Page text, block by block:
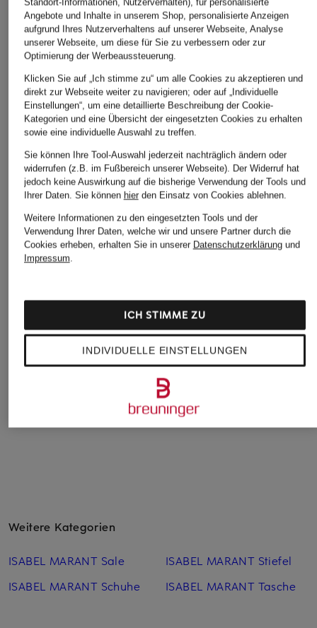
Weitere Kategorien
ISABEL MARANT Sale
ISABEL MARANT Schuhe
ISABEL MARANT Stiefel
ISABEL MARANT Tasche
Angebote und Inhalte in unserem Shop, personalisierte Anzeigen
aufgrund Ihres Nutzerverhaltens auf unserer Webseite, Analyse
unserer Webseite, um diese für Sie zu verbessern oder zur
Optimierung der Werbeaussteuerung.
Klicken Sie auf „Ich stimme zu“ um alle Cookies zu akzeptieren und
direkt zur Webseite weiter zu navigieren; oder auf „Individuelle
Einstellungen“, um eine detaillierte Beschreibung der Cookie-
Kategorien und eine Übersicht der eingesetzten Cookies zu erhalten
sowie eine individuelle Auswahl zu treffen.
Sie können Ihre Tool-Auswahl jederzeit nachträglich ändern oder
widerrufen (z.B. im Fußbereich unserer Webseite). Der Widerruf hat
jedoch keine Auswirkung auf die bisherige Verwendung der Tools und
Ihrer Daten. Sie können hierden Einsatz von Cookies ablehnen.
Weitere Informationen zu den eingesetzten Tools und der
Verwendung Ihrer Daten, welche wir und unsere Partner durch die
Cookies erheben, erhalten Sie in unserer Datenschutzerklärungund
Impressum.
INDIVIDUELLE EINSTELLUNGEN
ICH STIMME ZU